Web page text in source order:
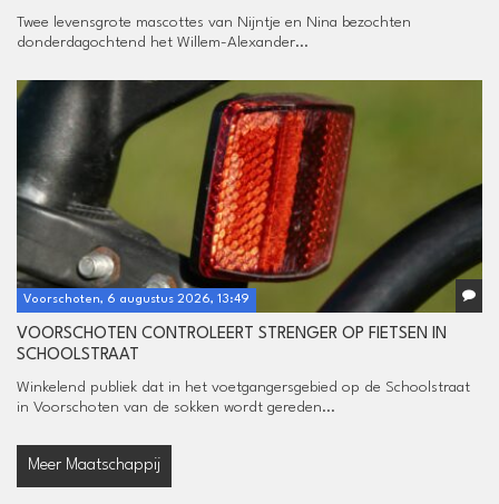
Twee levensgrote mascottes van Nijntje en Nina bezochten
donderdagochtend het Willem-Alexander...
Voorschoten, 6 augustus 2026, 13:49
VOORSCHOTEN CONTROLEERT STRENGER OP FIETSEN IN
SCHOOLSTRAAT
Winkelend publiek dat in het voetgangersgebied op de Schoolstraat
in Voorschoten van de sokken wordt gereden...
Meer Maatschappij